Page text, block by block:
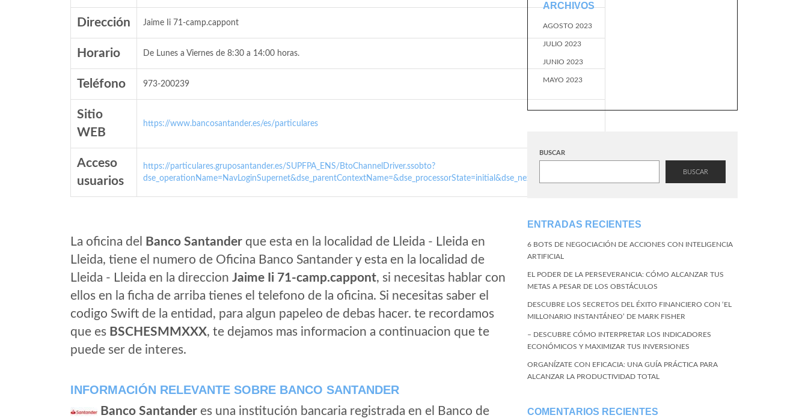
Dirección Jaime Ii 71-camp.cappont
Horario De Lunes a Viernes de 8:30 a 14:00 horas.
Teléfono 973-200239
Sitio
WEB
https://www.bancosantander.es/es/particulares
Acceso
usuarios
https://particulares.gruposantander.es/SUPFPA_ENS/BtoChannelDriver.ssobto?
dse_operationName=NavLoginSupernet&dse_parentContextName=&dse_processorState=initial&dse_nextEventName=start
La oficina del Banco Santander que esta en la localidad de Lleida - Lleida en
Lleida, tiene el numero de Oficina Banco Santander y esta en la localidad de
Lleida - Lleida en la direccion Jaime Ii 71-camp.cappont, si necesitas hablar con
ellos en la ficha de arriba tienes el telefono de la oficina. Si necesitas saber el
codigo Swift de la entidad, para algun papeleo de debas hacer. te recordamos
que es BSCHESMMXXX, te dejamos mas informacion a continuacion que te
puede ser de interes.
INFORMACIÓN RELEVANTE SOBRE BANCO SANTANDER
Banco Santander es una institución bancaria registrada en el Banco de
ARCHIVOS
AGOSTO 2023
JULIO 2023
JUNIO 2023
MAYO 2023
BUSCAR
BUSCAR
ENTRADAS RECIENTES
6 BOTS DE NEGOCIACIÓN DE ACCIONES CON INTELIGENCIA
ARTIFICIAL
EL PODER DE LA PERSEVERANCIA: CÓMO ALCANZAR TUS
METAS A PESAR DE LOS OBSTÁCULOS
DESCUBRE LOS SECRETOS DEL ÉXITO FINANCIERO CON ‘EL
MILLONARIO INSTANTÁNEO’ DE MARK FISHER
– DESCUBRE CÓMO INTERPRETAR LOS INDICADORES
ECONÓMICOS Y MAXIMIZAR TUS INVERSIONES
ORGANÍZATE CON EFICACIA: UNA GUÍA PRÁCTICA PARA
ALCANZAR LA PRODUCTIVIDAD TOTAL
COMENTARIOS RECIENTES